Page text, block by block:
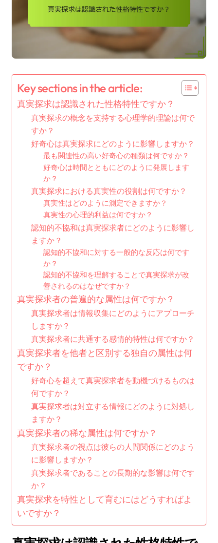
Key sections in the article:
真実探求は認識された性格特性ですか？
真実探求の概念を支持する心理学的理論は何で
すか？
好奇心は真実探求にどのように影響しますか？
最も関連性の高い好奇心の種類は何ですか？
好奇心は時間とともにどのように発展します
か？
真実探求における真実性の役割は何ですか？
真実性はどのように測定できますか？
真実性の心理的利益は何ですか？
認知的不協和は真実探求者にどのように影響し
ますか？
認知的不協和に対する一般的な反応は何です
か？
認知的不協和を理解することで真実探求が改
善されるのはなぜですか？
真実探求者の普遍的な属性は何ですか？
真実探求者は情報収集にどのようにアプローチ
しますか？
真実探求者に共通する感情的特性は何ですか？
真実探求者を他者と区別する独自の属性は何
ですか？
好奇心を超えて真実探求者を動機づけるものは
何ですか？
真実探求者は対立する情報にどのように対処し
ますか？
真実探求者の稀な属性は何ですか？
真実探求者の視点は彼らの人間関係にどのよう
に影響しますか？
真実探求者であることの長期的な影響は何です
か？
真実探求を特性として育むにはどうすればよ
いですか？